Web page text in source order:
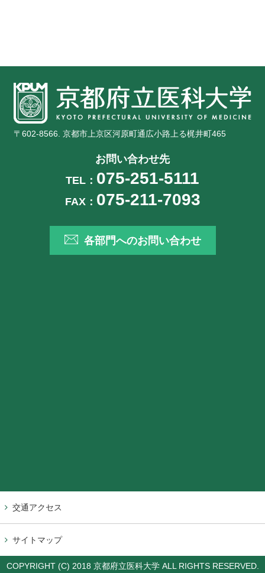
〒602-8566. 京都市上京区河原町通広小路上る梶井町465
お問い合わせ先
TEL： 075-251-5111
FAX： 075-211-7093
各部門へのお問い合わせ
交通アクセス
サイトマップ
COPYRIGHT (C) 2018 京都府立医科大学 ALL RIGHTS RESERVED.